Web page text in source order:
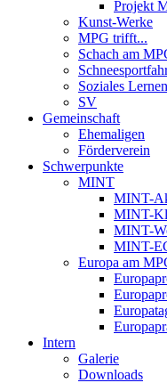
Projekt
Kunst-Werke
MPG trifft...
Schach am
Soziales Lernen
SV
Gemeinschaft
Ehemaligen
Förderverein
Schwerpunkte
MINT
MINT-
MINT-
MINT-
MINT-
Europa am
Intern
Galerie
Downloads